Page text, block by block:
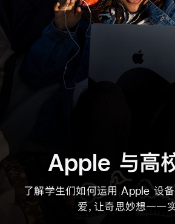
Apple 与高
了解学生们如何运用 Apple 设
爱，让奇思妙想一一